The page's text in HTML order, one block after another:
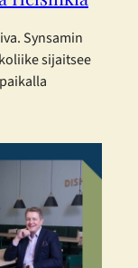
Synsamin
sijaitsee
423 m² täyden
ytimessä.
entistä
parhaaksi.